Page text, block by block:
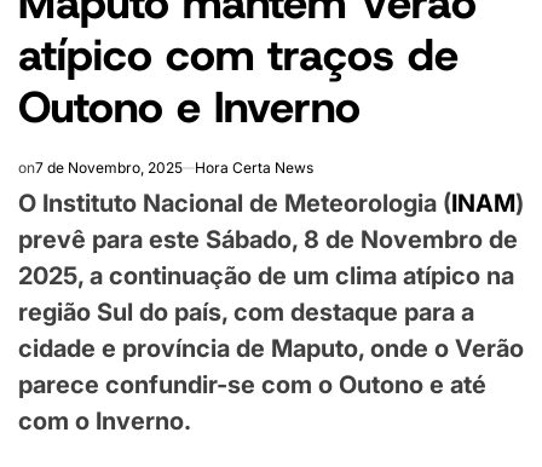
atípico com traços de
Outono e Inverno
on7 de Novembro, 2025 Hora Certa News
O Instituto Nacional de Meteorologia (INAM)
prevê para este Sábado, 8 de Novembro de
2025, a continuação de um clima atípico na
região Sul do país, com destaque para a
cidade e província de Maputo, onde o Verão
parece confundir-se com o Outono e até
com o Inverno.